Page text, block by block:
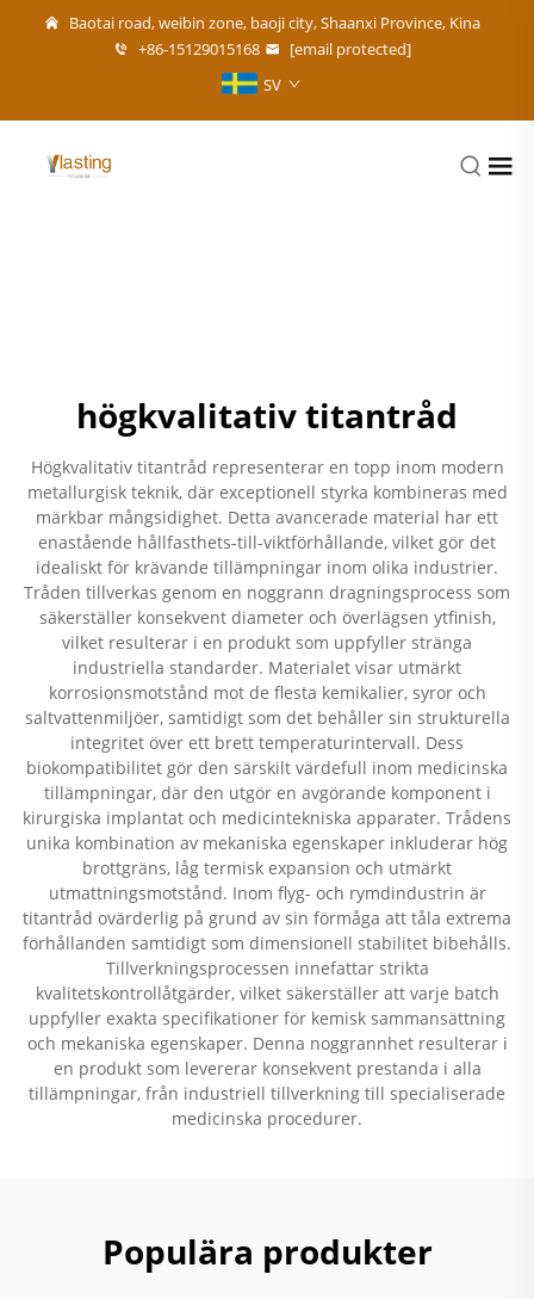
Baotai road, weibin zone, baoji city, Shaanxi Province, Kina
+86-15129015168
[email protected]
SV
högkvalitativ titantråd
Högkvalitativ titantråd representerar en topp inom modern
metallurgisk teknik, där exceptionell styrka kombineras med
märkbar mångsidighet. Detta avancerade material har ett
enastående hållfasthets-till-viktförhållande, vilket gör det
idealiskt för krävande tillämpningar inom olika industrier.
Tråden tillverkas genom en noggrann dragningsprocess som
säkerställer konsekvent diameter och överlägsen ytfinish,
vilket resulterar i en produkt som uppfyller stränga
industriella standarder. Materialet visar utmärkt
korrosionsmotstånd mot de flesta kemikalier, syror och
saltvattenmiljöer, samtidigt som det behåller sin strukturella
integritet över ett brett temperaturintervall. Dess
biokompatibilitet gör den särskilt värdefull inom medicinska
tillämpningar, där den utgör en avgörande komponent i
kirurgiska implantat och medicintekniska apparater. Trådens
unika kombination av mekaniska egenskaper inkluderar hög
brottgräns, låg termisk expansion och utmärkt
utmattningsmotstånd. Inom flyg- och rymdindustrin är
titantråd ovärderlig på grund av sin förmåga att tåla extrema
förhållanden samtidigt som dimensionell stabilitet bibehålls.
Tillverkningsprocessen innefattar strikta
kvalitetskontrollåtgärder, vilket säkerställer att varje batch
uppfyller exakta specifikationer för kemisk sammansättning
och mekaniska egenskaper. Denna noggrannhet resulterar i
en produkt som levererar konsekvent prestanda i alla
tillämpningar, från industriell tillverkning till specialiserade
medicinska procedurer.
Populära produkter